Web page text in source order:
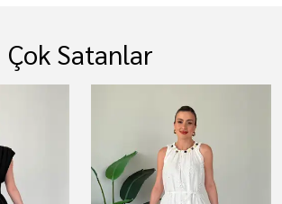
Çok Satanlar